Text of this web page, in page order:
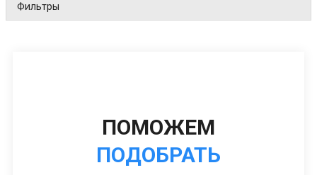
Фильтры
ПОМОЖЕМ
ПОДОБРАТЬ